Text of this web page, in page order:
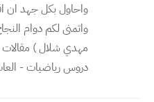
واحاول بكل جهد ان
واتمنى لكم دوام
مهدي شلال ) مقالات
دروس رياضيات -